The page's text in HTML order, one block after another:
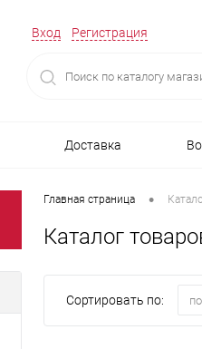
Вход Регистрация
Доставка
Главная страница •
Каталог
Сортировать по: